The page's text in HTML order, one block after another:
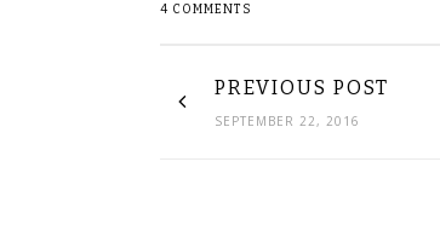
4 COMMENTS
PREVIOUS POST
SEPTEMBER 22, 2016